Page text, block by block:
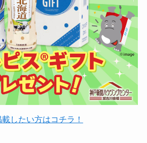
したい方はコチラ！